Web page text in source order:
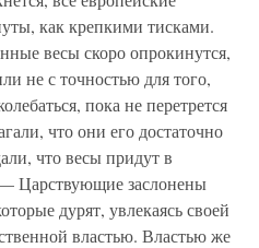
как крепкими тисками.
весы скоро опрокинутся,
не с точностью для того,
пока не перетрется
что они его достаточно
что весы придут в
Царствующие заслонены
дурят, увлекаясь своей
властью. Властью же